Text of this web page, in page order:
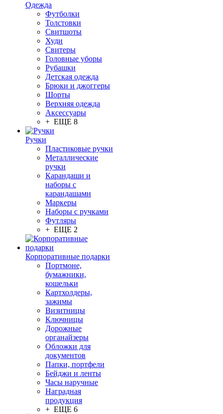
Одежда
Футболки
Толстовки
Свитшоты
Худи
Свитеры
Головные уборы
Рубашки
Детская одежда
Брюки и джоггеры
Шорты
Верхняя одежда
Аксессуары
+ ЕЩЕ 8
Ручки
Пластиковые ручки
Металлические
ручки
Карандаши и
наборы с
карандашами
Маркеры
Наборы с ручками
Футляры
+ ЕЩЕ 2
Корпоративные подарки
Портмоне,
бумажники,
кошельки
Картхолдеры,
зажимы
Визитницы
Ключницы
Дорожные
органайзеры
Обложки для
документов
Папки, портфели
Бейджи и ленты
Часы наручные
Наградная
продукция
+ ЕЩЕ 6